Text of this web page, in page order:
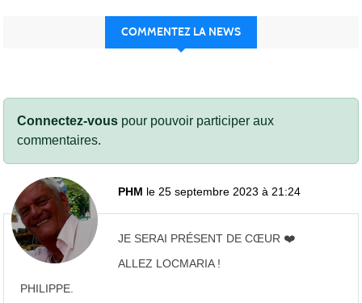
COMMENTEZ LA NEWS
Connectez-vous pour pouvoir participer aux
commentaires.
PHM le 25 septembre 2023 à 21:24
JE SERAI PRÉSENT DE CŒUR ❤️
ALLEZ LOCMARIA !
PHILIPPE.